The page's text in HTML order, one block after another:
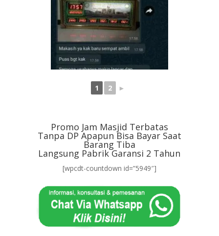
1 2 ►
Promo Jam Masjid Terbatas
Tanpa DP Apapun Bisa Bayar Saat
Barang Tiba
Langsung Pabrik Garansi 2 Tahun
[wpcdt-countdown id=”5949″]